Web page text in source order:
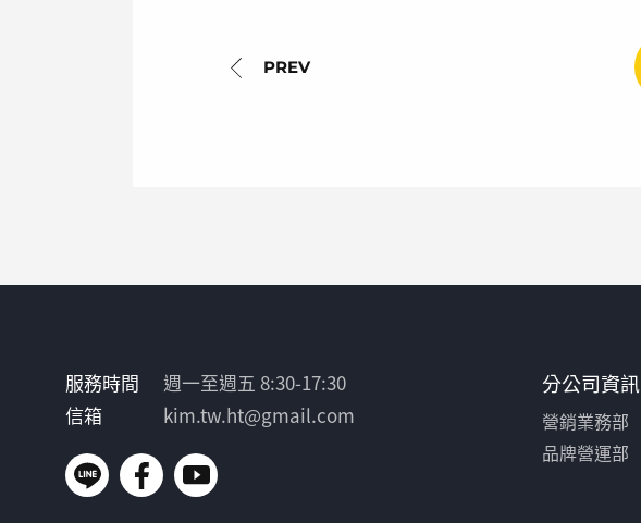
服務時間
週一至週五 8:30-17:30
信箱
kim.tw.ht@gmail.com
分公司資訊
營銷業務部
品牌營運部